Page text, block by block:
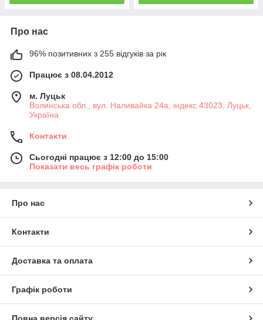
Про нас
96% позитивних з 255 відгуків за рік
Працює з 08.04.2012
м. Луцьк
Волинська обл., вул. Наливайка 24а, індекс 43023, Луцьк,
Україна
Контакти
Сьогодні працює з 12:00 до 15:00
Показати весь графік роботи
Про нас
Контакти
Доставка та оплата
Графік роботи